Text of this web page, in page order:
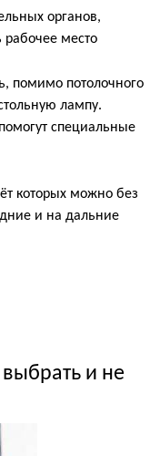
органов,
рабочее место
помимо потолочного
лампу.
специальные
которых можно без
и на дальние
и не